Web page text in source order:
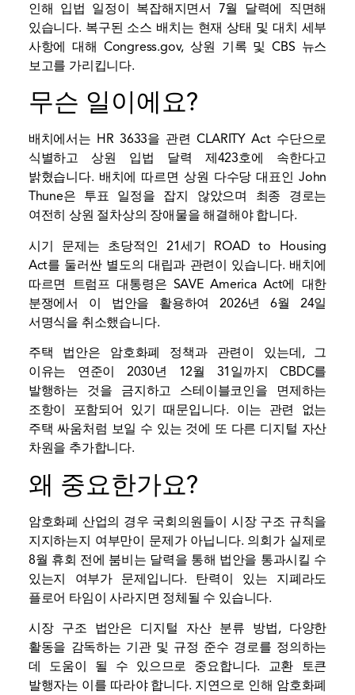
인해 입법 일정이 복잡해지면서 7월 달력에 직면해
있습니다. 복구된 소스 배치는 현재 상태 및 대치 세부
사항에 대해 Congress.gov, 상원 기록 및 CBS 뉴스
보고를 가리킵니다.
무슨 일이에요?
배치에서는 HR 3633을 관련 CLARITY Act 수단으로
식별하고 상원 입법 달력 제423호에 속한다고
밝혔습니다. 배치에 따르면 상원 다수당 대표인 John
Thune은 투표 일정을 잡지 않았으며 최종 경로는
여전히 상원 절차상의 장애물을 해결해야 합니다.
시기 문제는 초당적인 21세기 ROAD to Housing
Act를 둘러싼 별도의 대립과 관련이 있습니다. 배치에
따르면 트럼프 대통령은 SAVE America Act에 대한
분쟁에서 이 법안을 활용하여 2026년 6월 24일
서명식을 취소했습니다.
주택 법안은 암호화폐 정책과 관련이 있는데, 그
이유는 연준이 2030년 12월 31일까지 CBDC를
발행하는 것을 금지하고 스테이블코인을 면제하는
조항이 포함되어 있기 때문입니다. 이는 관련 없는
주택 싸움처럼 보일 수 있는 것에 또 다른 디지털 자산
차원을 추가합니다.
왜 중요한가요?
암호화폐 산업의 경우 국회의원들이 시장 구조 규칙을
지지하는지 여부만이 문제가 아닙니다. 의회가 실제로
8월 휴회 전에 붐비는 달력을 통해 법안을 통과시킬 수
있는지 여부가 문제입니다. 탄력이 있는 지폐라도
플로어 타임이 사라지면 정체될 수 있습니다.
시장 구조 법안은 디지털 자산 분류 방법, 다양한
활동을 감독하는 기관 및 규정 준수 경로를 정의하는
데 도움이 될 수 있으므로 중요합니다. 교환 토큰
발행자는 이를 따라야 합니다. 지연으로 인해 암호화폐